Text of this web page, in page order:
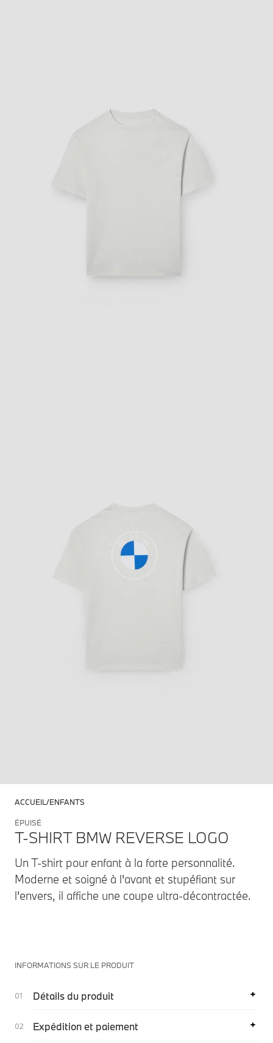
ACCUEIL ENFANTS
ÉPUISÉ
T-SHIRT BMW REVERSE LOGO
Un T-shirt pour enfant à la forte personnalité.
Moderne et soigné à l'avant et stupéfiant sur
l'envers, il affiche une coupe ultra-décontractée.
INFORMATIONS SUR LE PRODUIT
Détails du produit
Expédition et paiement